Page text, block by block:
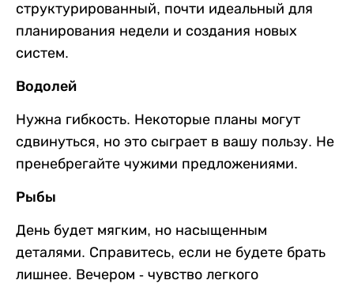
структурированный, почти идеальный для
планирования недели и создания новых
систем.
Водолей
Нужна гибкость. Некоторые планы могут
сдвинуться, но это сыграет в вашу пользу. Не
пренебрегайте чужими предложениями.
Рыбы
День будет мягким, но насыщенным
деталями. Справитесь, если не будете брать
лишнее. Вечером - чувство легкого